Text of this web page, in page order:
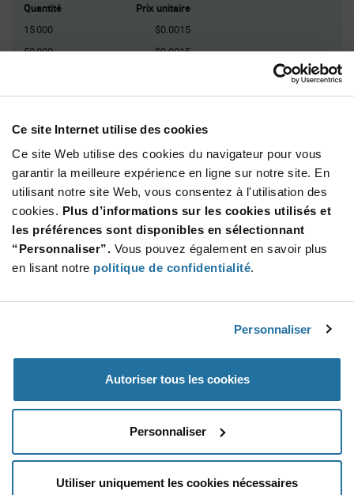
Ce site Internet utilise des cookies
Ce site Web utilise des cookies du navigateur pour vous
garantir la meilleure expérience en ligne sur notre site. En
utilisant notre site Web, vous consentez à l'utilisation des
cookies. Plus d’informations sur les cookies utilisés et
les préférences sont disponibles en sélectionnant
“Personnaliser”. Vous pouvez également en savoir plus
en lisant notre politique de confidentialité.
Personnaliser
Autoriser tous les cookies
Personnaliser
Utiliser uniquement les cookies nécessaires
Quantité Prix unitaire
15 000
$0.0015
50 000
$0.0015
375 000
$0.0014
Variant
Information
Emballages disponibles
Reel
Section
techniques
Vishay CRCW06034K70JNEA - Spécifications du
produit